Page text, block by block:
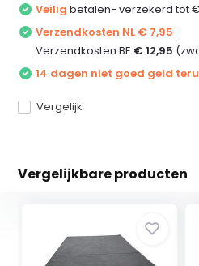
Veilig betalen- verzekerd tot
Verzendkosten NL € 7,95
Verzendkosten BE € 12,95
14 dagen niet goed geld
Vergelijk
Vergelijkbare producten